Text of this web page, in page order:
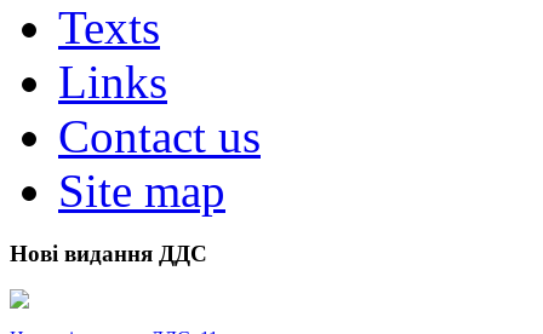
Texts
Links
Contact us
Site map
Нові видання ДДС